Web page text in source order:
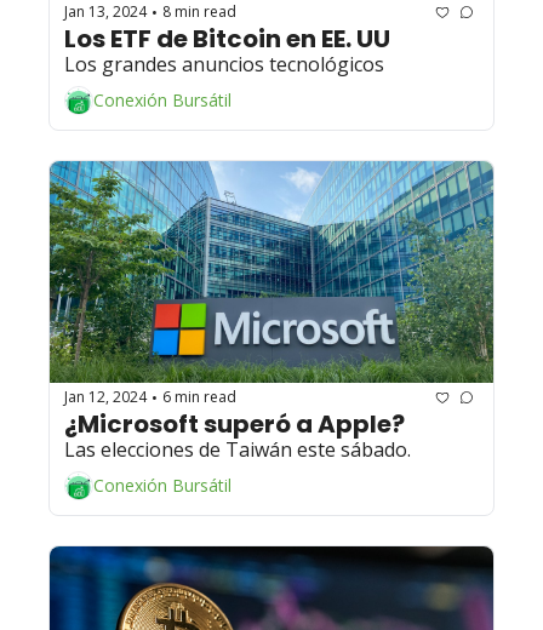
Jan 13, 2024 • 8 min read
Los grandes anuncios tecnológicos
Conexión Bursátil
Jan 12, 2024 • 6 min read
Las elecciones de Taiwán este sábado.
Conexión Bursátil